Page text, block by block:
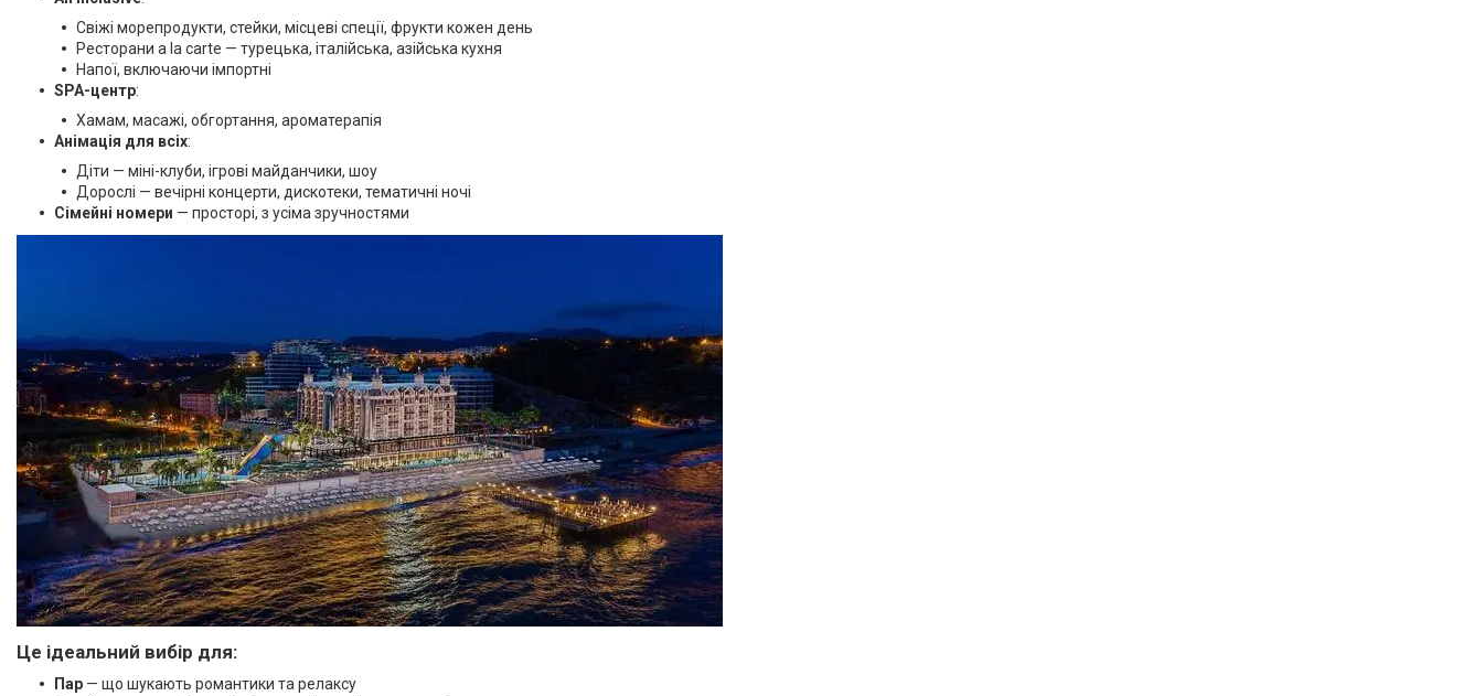
Свіжі морепродукти, стейки, місцеві спеції, фрукти кожен день
Ресторани a la carte — турецька, італійська, азійська кухня
Напої, включаючи імпортні
SPA-центр:
Хамам, масажі, обгортання, ароматерапія
Анімація для всіх:
Діти — міні-клуби, ігрові майданчики, шоу
Дорослі — вечірні концерти, дискотеки, тематичні ночі
Сімейні номери — просторі, з усіма зручностями
Це ідеальний вибір для:
Пар — що шукають романтики та релаксу